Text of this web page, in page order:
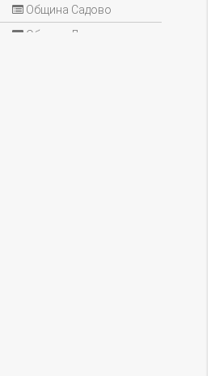
Община Садово
Община Лъки